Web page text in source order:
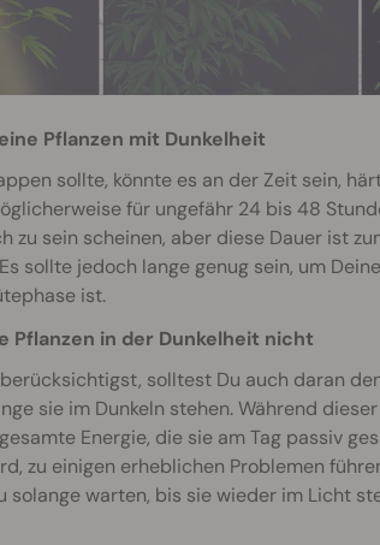
Pflanzen mit Dunkelheit
sollte, könnte es an der Zeit sein,
für ungefähr 24 bis 48
zu sein scheinen, aber diese Dauer ist
sollte jedoch lange genug sein, um
ist.
Pflanzen in der Dunkelheit nicht
solltest Du auch daran
sie im Dunkeln stehen. Während
Energie, die sie am Tag passiv
zu einigen erheblichen Problemen
solange warten, bis sie wieder im Licht